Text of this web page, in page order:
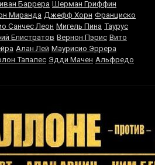
Баррера Шерман Гриффин
Миранда Джефф Хорн Франциско
Санчес Леон Мигель Пина Таурус
Елистратов Вернон Пэрис Вито
Алан Лей Маурисио Эррера
Тапалес Эдди Мачен Альфредо